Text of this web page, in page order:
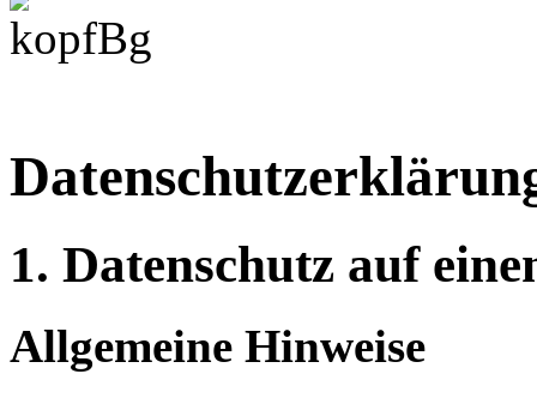
1. Datenschutz auf
Allgemeine Hinweise